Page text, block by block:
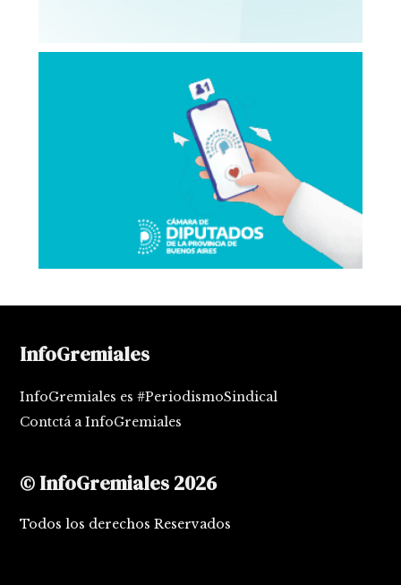
InfoGremiales
InfoGremiales es #PeriodismoSindical
Contctá a InfoGremiales
© InfoGremiales 2026
Todos los derechos Reservados